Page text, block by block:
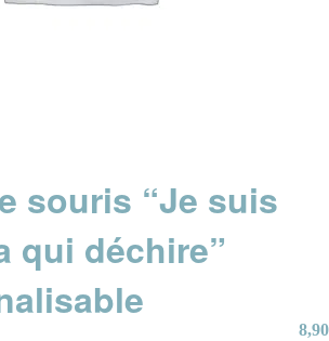
souris “Je suis
qui déchire”
8,90